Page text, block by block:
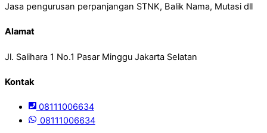
Jasa pengurusan perpanjangan STNK, Balik Nama, Mutasi dll
Alamat
Jl. Salihara 1 No.1 Pasar Minggu Jakarta Selatan
Kontak
08111006634
08111006634